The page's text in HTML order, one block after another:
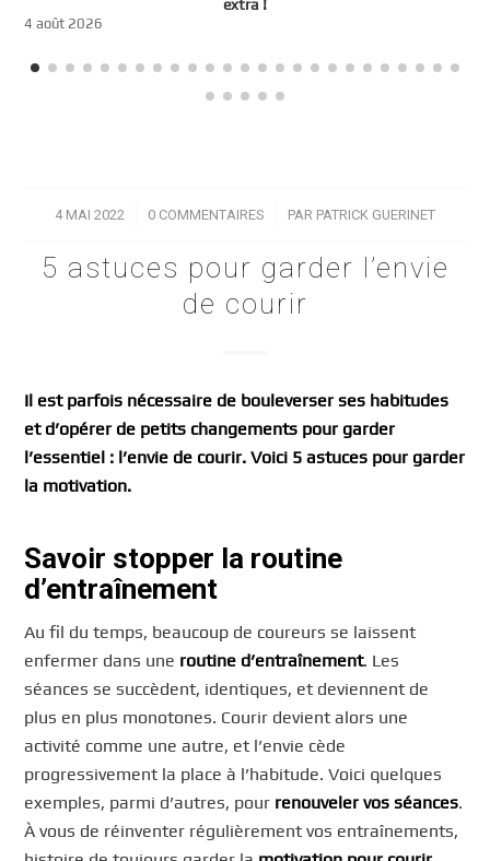
extra !
4 août 2026
4 MAI 2022
/ 0 COMMENTAIRES
/ PAR PATRICK GUERINET
5 astuces pour garder l’envie
de courir
Il est parfois nécessaire de bouleverser ses habitudes
et d’opérer de petits changements pour garder
l’essentiel : l’envie de courir. Voici 5 astuces pour garder
la motivation.
Savoir stopper la routine
d’entraînement
Au fil du temps, beaucoup de coureurs se laissent
enfermer dans une routine d’entraînement. Les
séances se succèdent, identiques, et deviennent de
plus en plus monotones. Courir devient alors une
activité comme une autre, et l’envie cède
progressivement la place à l’habitude. Voici quelques
exemples, parmi d’autres, pour renouveler vos séances.
À vous de réinventer régulièrement vos entraînements,